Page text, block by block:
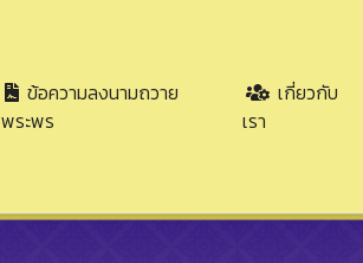
ข้อความลงนามถวาย
พระพร
เกี่ยวกับ
เรา